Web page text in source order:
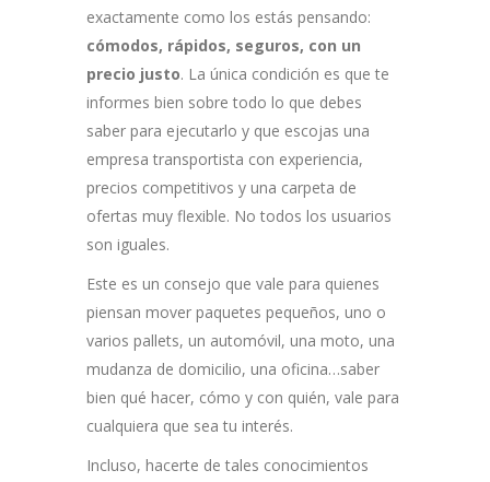
exactamente como los estás pensando:
cómodos, rápidos, seguros, con un
precio justo. La única condición es que te
informes bien sobre todo lo que debes
saber para ejecutarlo y que escojas una
empresa transportista con experiencia,
precios competitivos y una carpeta de
ofertas muy flexible. No todos los usuarios
son iguales.
Este es un consejo que vale para quienes
piensan mover paquetes pequeños, uno o
varios pallets, un automóvil, una moto, una
mudanza de domicilio, una oficina…saber
bien qué hacer, cómo y con quién, vale para
cualquiera que sea tu interés.
Incluso, hacerte de tales conocimientos